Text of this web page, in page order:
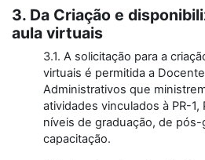
3. Da Criação e
aula virtuais
3.1. A solicitação para a
virtuais é permitida a
Administrativos que
atividades vinculados à PR-1,
níveis de graduação, de
capacitação.